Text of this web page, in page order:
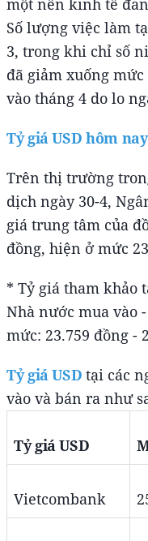
Số lượng việc làm
3, trong khi chỉ số
đã giảm xuống
vào tháng 4 do lo
Tỷ giá USD hôm nay
Trên thị trường
dịch ngày 30-4,
giá trung tâm của
đồng, hiện ở mức
* Tỷ giá tham khảo
Nhà nước mua vào
mức: 23.759 đồng -
Tỷ giá USDtại các
vào và bán ra như
Tỷ giá USD
Vietcombank